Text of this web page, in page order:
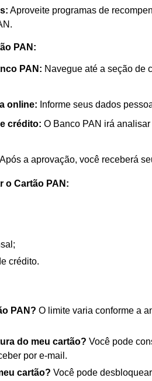
Aproveite programas de
PAN:
PAN: Navegue até a seção de
online: Informe seus dados
crédito: O Banco PAN irá
Após a aprovação, você receberá
o Cartão PAN:
crédito.
PAN? O limite varia conforme a
do meu cartão? Você pode
por e-mail.
cartão? Você pode